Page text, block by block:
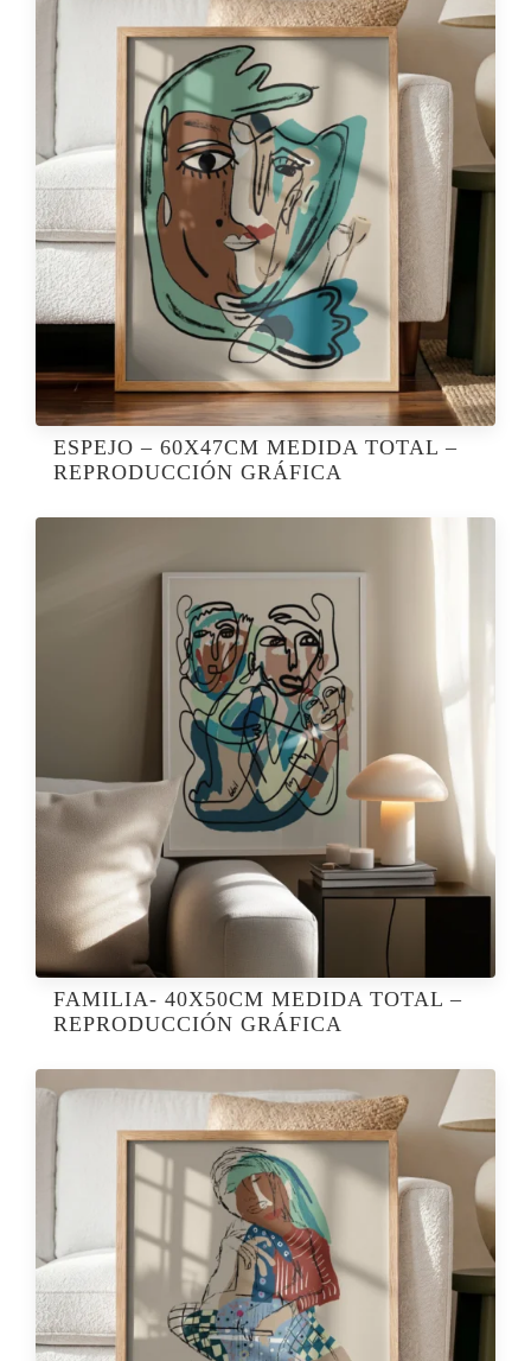
ESPEJO – 60X47CM MEDIDA TOTAL –
REPRODUCCIÓN GRÁFICA
FAMILIA- 40X50CM MEDIDA TOTAL –
REPRODUCCIÓN GRÁFICA